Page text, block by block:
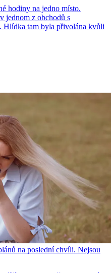
hodiny na jedno místo.
jednom z obchodů s
Hlídka tam byla přivolána kvůli
na poslední chvíli. Nejsou